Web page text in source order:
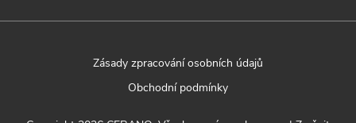
Zásady zpracování osobních údajů
Obchodní podmínky